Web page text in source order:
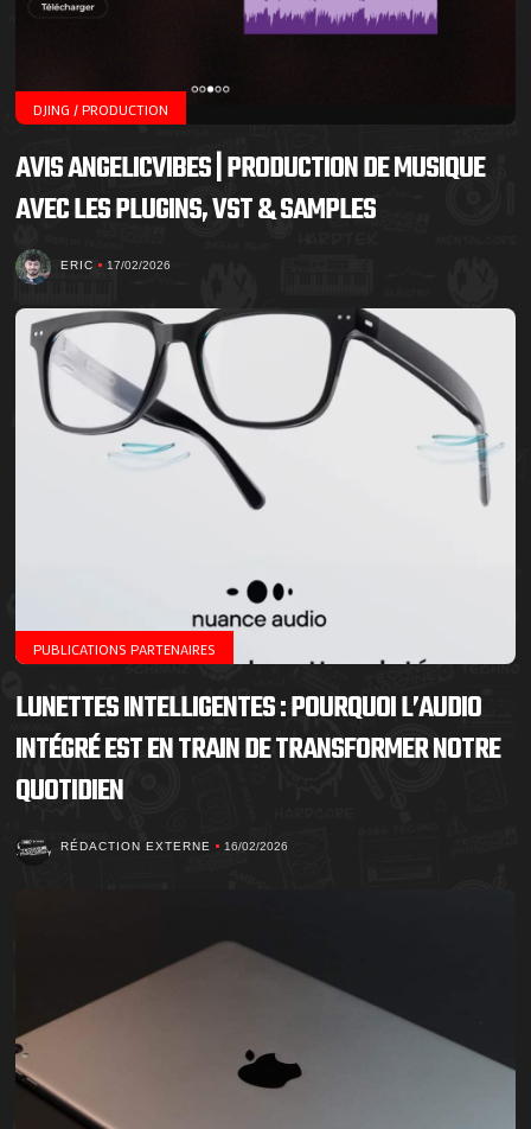
DJING / PRODUCTION
AVIS ANGELICVIBES | PRODUCTION DE MUSIQUE
AVEC LES PLUGINS, VST & SAMPLES
ERIC 17/02/2026
PUBLICATIONS PARTENAIRES
LUNETTES INTELLIGENTES : POURQUOI L’AUDIO
INTÉGRÉ EST EN TRAIN DE TRANSFORMER NOTRE
QUOTIDIEN
RÉDACTION EXTERNE 16/02/2026